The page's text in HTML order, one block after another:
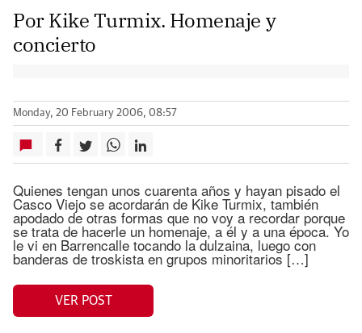
Por Kike Turmix. Homenaje y
concierto
Monday, 20 February 2006, 08:57
Quienes tengan unos cuarenta años y hayan pisado el
Casco Viejo se acordarán de Kike Turmix, también
apodado de otras formas que no voy a recordar porque
se trata de hacerle un homenaje, a él y a una época. Yo
le vi en Barrencalle tocando la dulzaina, luego con
banderas de troskista en grupos minoritarios […]
VER POST